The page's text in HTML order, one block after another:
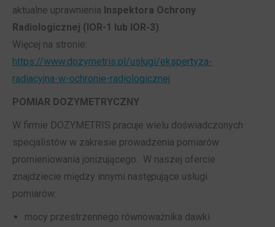
aktualne uprawnienia Inspektora Ochrony
Radiologicznej (IOR-1 lub IOR-3).
Więcej na stronie:
https://www.dozymetris.pl/usługi/ekspertyza-
radiacyjna-w-ochronie-radiologicznej
POMIAR DOZYMETRYCZNY
W firmie DOZYMETRIS pracuje wielu doświadczonych
specjalistów w zakresie prowadzenia pomiarów
promieniowania jonizującego. W naszej ofercie
znajdziecie między innymi następujące usługi
pomiarów:
mocy przestrzennego równoważnika dawki